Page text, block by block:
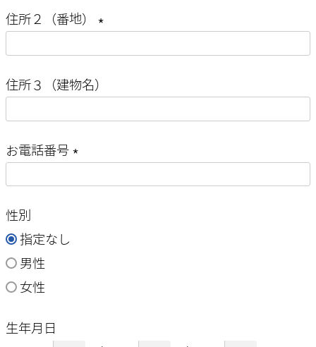
須
)
住所２（番地）
須
)
住所３（建物名）
お電話番号
性別
指定なし
男性
女性
生年月日